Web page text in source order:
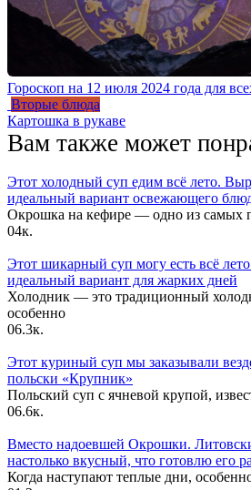
Гороскоп на 12 июля 2024 года для
Вторые блюда
Картошка в рукаве
Вам также может
Этот холодный суп едим всё лето.
идеальный вариант освежающего
Окрошка на кефире — одно из самых
04к.
Этот шикарный суп могу есть всё
идеальный вариант для жарких дней
Холодник — это традиционный
особенно
06.3к.
Этот куриный суп мы заказывали
польски «Крупник»
Польский суп с ячневой крупой,
06.6к.
Вместо надоевшей Окрошки.
настолько вкусный, что готовлю его
Когда наступают теплые дни,